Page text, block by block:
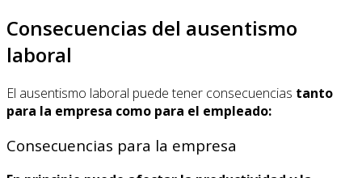
Consecuencias del ausentismo
laboral
El ausentismo laboral puede tener consecuencias tanto
para la empresa como para el empleado:
Consecuencias para la empresa